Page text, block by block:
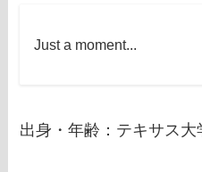
Just a moment...
出身・年齢：テキサス